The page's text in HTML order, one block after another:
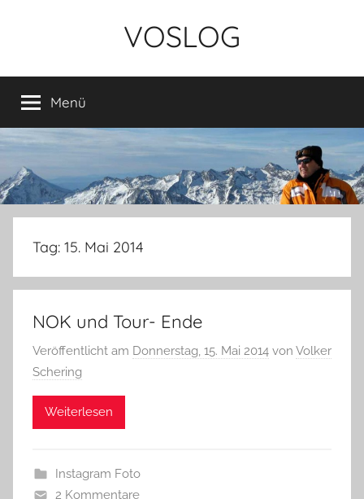
VOSLOG
Menü
Tag: 15. Mai 2014
NOK und Tour- Ende
Veröffentlicht am Donnerstag, 15. Mai 2014 von Volker
Schering
Weiterlesen
Instagram Foto
2 Kommentare